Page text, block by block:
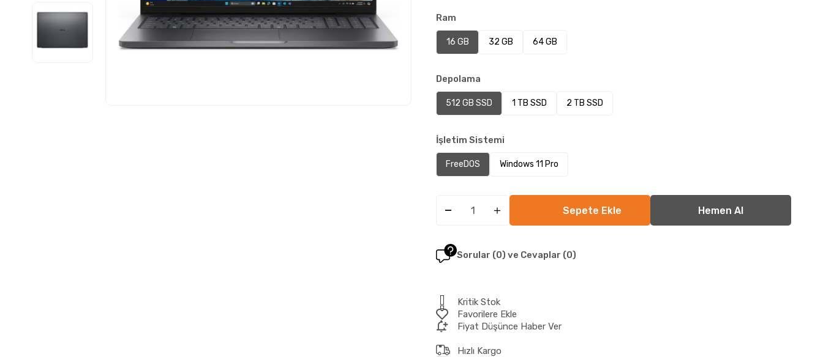
Ram
16 GB 32 GB 64 GB
Depolama
512 GB SSD 1 TB SSD 2 TB SSD
İşletim Sistemi
FreeDOS Windows 11 Pro
Sorular (0) ve Cevaplar (0)
Kritik Stok
Favorilere Ekle
Fiyat Düşünce Haber Ver
Hızlı Kargo